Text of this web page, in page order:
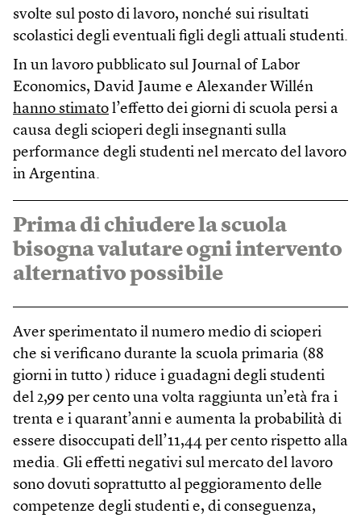
svolte sul posto di lavoro, nonché sui risultati
scolastici degli eventuali figli degli attuali studenti.
In un lavoro pubblicato sul Journal of Labor
Economics, David Jaume e Alexander Willén
hanno stimato l’effetto dei giorni di scuola persi a
causa degli scioperi degli insegnanti sulla
performance degli studenti nel mercato del lavoro
in Argentina.
Prima di chiudere la scuola
bisogna valutare ogni intervento
alternativo possibile
Aver sperimentato il numero medio di scioperi
che si verificano durante la scuola primaria (88
giorni in tutto ) riduce i guadagni degli studenti
del 2,99 per cento una volta raggiunta un’età fra i
trenta e i quarant’anni e aumenta la probabilità di
essere disoccupati dell’11,44 per cento rispetto alla
media. Gli effetti negativi sul mercato del lavoro
sono dovuti soprattutto al peggioramento delle
competenze degli studenti e, di conseguenza,